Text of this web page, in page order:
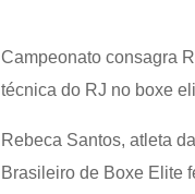
Campeonato consagra
técnica do RJ no boxe
Rebeca Santos, atleta
Brasileiro de Boxe Elite